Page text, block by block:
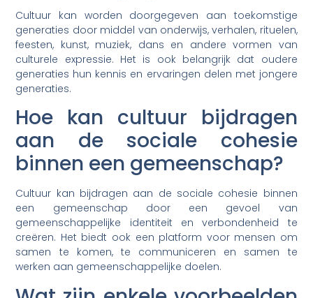
Cultuur kan worden doorgegeven aan toekomstige
generaties door middel van onderwijs, verhalen, rituelen,
feesten, kunst, muziek, dans en andere vormen van
culturele expressie. Het is ook belangrijk dat oudere
generaties hun kennis en ervaringen delen met jongere
generaties.
Hoe kan cultuur bijdragen
aan de sociale cohesie
binnen een gemeenschap?
Cultuur kan bijdragen aan de sociale cohesie binnen
een gemeenschap door een gevoel van
gemeenschappelijke identiteit en verbondenheid te
creëren. Het biedt ook een platform voor mensen om
samen te komen, te communiceren en samen te
werken aan gemeenschappelijke doelen.